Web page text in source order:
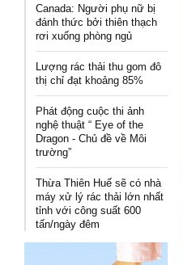
Canada: Người phụ nữ bị
đánh thức bởi thiên thạch
rơi xuống phòng ngủ
Lượng rác thải thu gom đô
thị chỉ đạt khoảng 85%
Phát động cuộc thi ảnh
nghệ thuật “ Eye of the
Dragon - Chủ đề về Môi
trường”
Thừa Thiên Huế sẽ có nhà
máy xử lý rác thải lớn nhất
tỉnh với công suất 600
tấn/ngày đêm